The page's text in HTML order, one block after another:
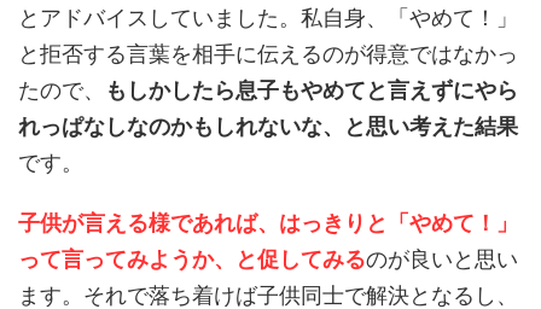
とアドバイスしていました。私自身、「やめて！」
と拒否する言葉を相手に伝えるのが得意ではなかっ
たので、
もしかしたら息子もやめてと言えずにやら
れっぱなしなのかもしれないな、と思い考えた結果
です。
子供が言える様であれば、はっきりと「やめて！」
って言ってみようか、と促してみるのが良いと思い
ます。それで落ち着けば子供同士で解決となるし、